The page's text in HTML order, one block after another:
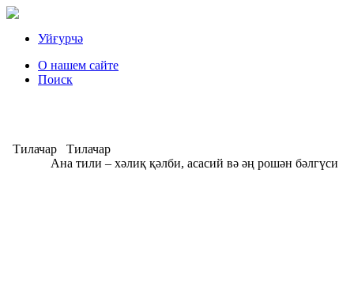
Уйғурчә
О нашем сайте
Поиск
Тилачар
Тилачар
Ана тили – хәлиқ қәлби, асасий вә әң рошән бәлгүси